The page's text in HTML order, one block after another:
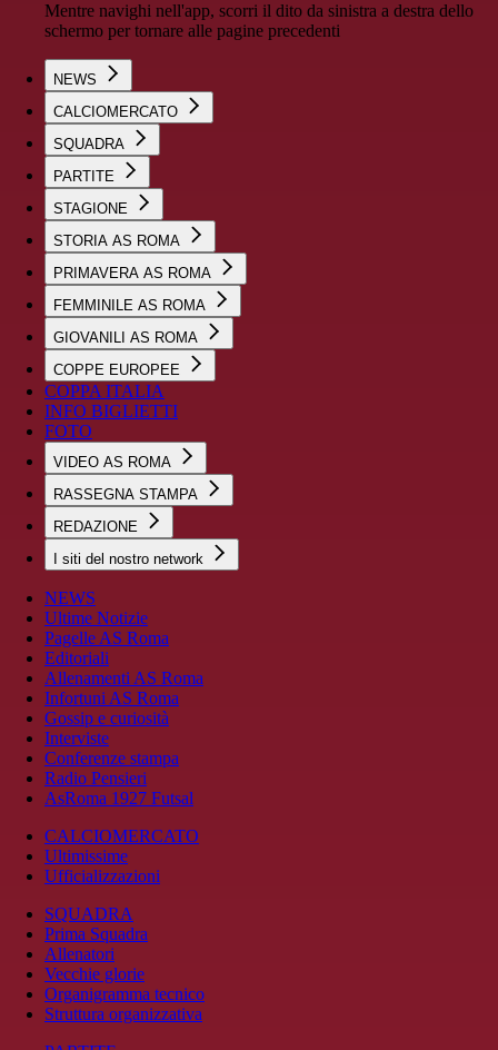
Mentre navighi nell'app, scorri il dito da sinistra a destra dello
schermo per tornare alle pagine precedenti
NEWS
CALCIOMERCATO
SQUADRA
PARTITE
STAGIONE
STORIA AS ROMA
PRIMAVERA AS ROMA
FEMMINILE AS ROMA
GIOVANILI AS ROMA
COPPE EUROPEE
COPPA ITALIA
INFO BIGLIETTI
FOTO
VIDEO AS ROMA
RASSEGNA STAMPA
REDAZIONE
I siti del nostro network
NEWS
Ultime Notizie
Pagelle AS Roma
Editoriali
Allenamenti AS Roma
Infortuni AS Roma
Gossip e curiosità
Interviste
Conferenze stampa
Radio Pensieri
AsRoma 1927 Futsal
CALCIOMERCATO
Ultimissime
Ufficializzazioni
SQUADRA
Prima Squadra
Allenatori
Vecchie glorie
Organigramma tecnico
Struttura organizzativa